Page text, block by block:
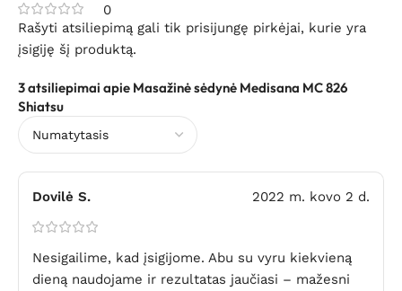
0
3 atsiliepimai apie Masažinė sėdynė Medisana MC 826
Shiatsu
Dovilė S. 2022 m. kovo 2 d.
Nesigailime, kad įsigijome. Abu su vyru kiekvieną
dieną naudojame ir rezultatas jaučiasi – mažesni
Rašyti atsiliepimą gali tik prisijungę pirkėjai, kurie yra
įsigiję šį produktą.